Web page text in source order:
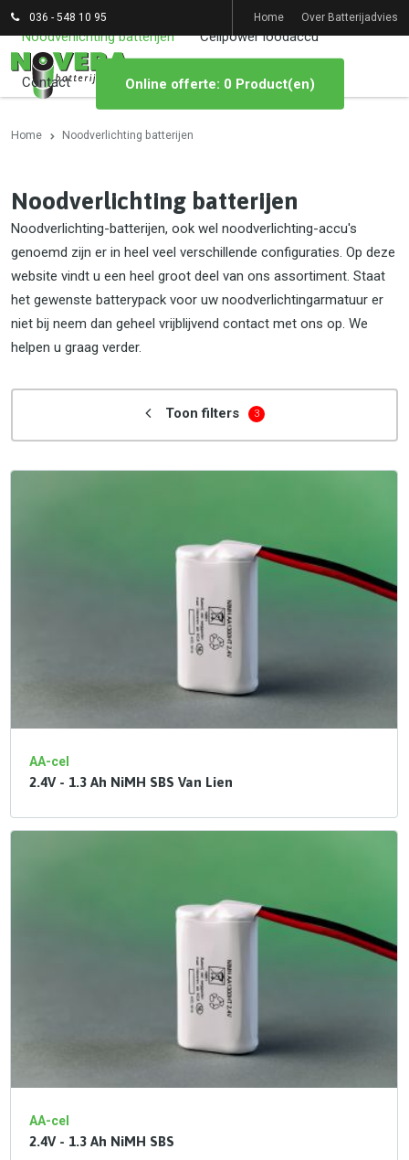
036 - 548 10 95 Home Over Batterijadvies
Noodverlichting batterijen Cellpower loodaccu
Contact Online offerte: 0 Product(en)
Home Noodverlichting batterijen
Noodverlichting batterijen
Noodverlichting-batterijen, ook wel noodverlichting-accu's
genoemd zijn er in heel veel verschillende configuraties. Op deze
website vindt u een heel groot deel van ons assortiment. Staat
het gewenste batterypack voor uw noodverlichtingarmatuur er
niet bij neem dan geheel vrijblijvend contact met ons op. We
helpen u graag verder.
Toon filters 3
AA-cel
2.4V - 1.3 Ah NiMH SBS Van Lien
AA-cel
2.4V - 1.3 Ah NiMH SBS